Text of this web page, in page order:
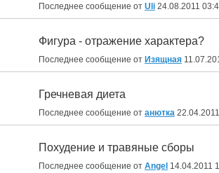
Последнее сообщение от Uli 24.08.2011
Фигура - отражение характера?
Последнее сообщение от Изящная
Гречневая диета
Последнее сообщение от анютка 22.04.2011
Похудение и травяные сборы
Последнее сообщение от Angel 14.04.2011